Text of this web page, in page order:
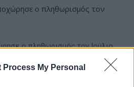
Process My Personal
ο πληθωρισμός τον Ιούλιο